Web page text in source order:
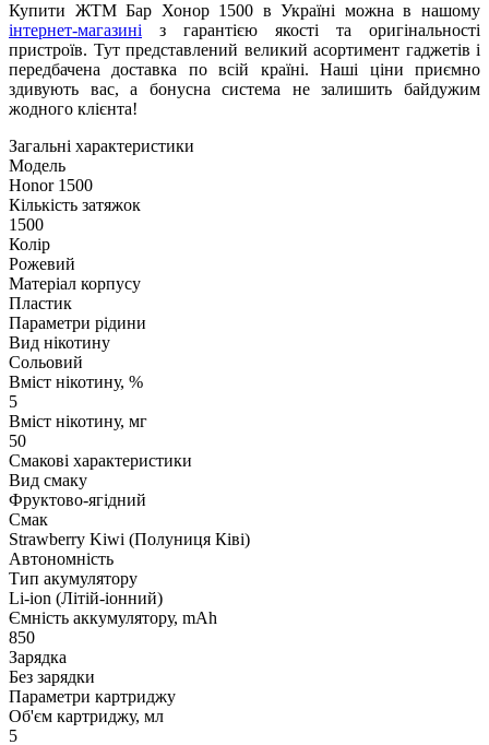
Купити ЖТМ Бар Хонор 1500 в Україні можна в нашому
інтернет-магазині з гарантією якості та оригінальності
пристроїв. Тут представлений великий асортимент гаджетів і
передбачена доставка по всій країні. Наші ціни приємно
здивують вас, а бонусна система не залишить байдужим
жодного клієнта!
Загальні характеристики
Модель
Honor 1500
Кількість затяжок
1500
Колір
Рожевий
Матеріал корпусу
Пластик
Параметри рідини
Вид нікотину
Сольовий
Вміст нікотину, %
5
Вміст нікотину, мг
50
Смакові характеристики
Вид смаку
Фруктово-ягідний
Смак
Strawberry Kiwi (Полуниця Ківі)
Автономність
Тип акумулятору
Li-ion (Літій-іонний)
Ємність аккумулятору, mAh
850
Зарядка
Без зарядки
Параметри картриджу
Об'єм картриджу, мл
5